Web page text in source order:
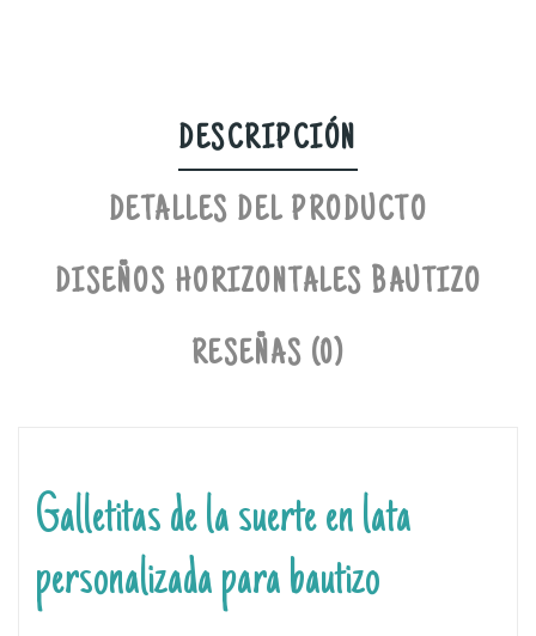
DESCRIPCIÓN
DETALLES DEL PRODUCTO
DISEÑOS HORIZONTALES BAUTIZO
RESEÑAS (0)
Galletitas de la suerte en lata
personalizada para bautizo